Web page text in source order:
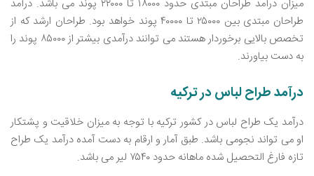
میزان درآمد طراحان مبتدی حدود ۱۸۰۰۰ تا ۲۲۰۰۰ پوند می‌ باشد. درآمد
طراحان مبتدی بین ۲۵۰۰۰ تا ۴۰۰۰۰ پوند خواهد بود. طراحان ارشد که از
تخصص بالایی برخوردار هستند می ‌توانند درآمدی بیشتر از ۸۵۰۰۰ پوند را
به دست بیاورند.
درآمد طراح لباس در ترکیه
درآمد یک طراح لباس در کشور ترکیه با توجه به میزان خلاقیت و پشتکار
او می ‌تواند نجومی باشد. طبق آمار و ارقام به دست آمده درآمد یک طراح
تازه فارغ التحصیل شده ماهانه حدود ۷۵۴۰ لیر می‌ باشد.